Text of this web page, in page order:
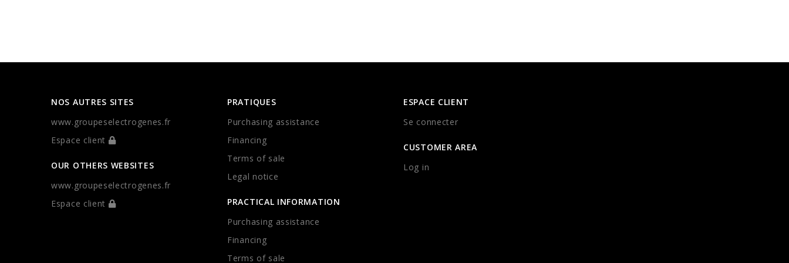
NOS AUTRES SITES
www.groupeselectrogenes.fr
Espace client
OUR OTHERS WEBSITES
www.groupeselectrogenes.fr
Espace client
PRATIQUES
Purchasing assistance
Financing
Terms of sale
Legal notice
PRACTICAL INFORMATION
Purchasing assistance
Financing
Terms of sale
ESPACE CLIENT
Se connecter
CUSTOMER AREA
Log in